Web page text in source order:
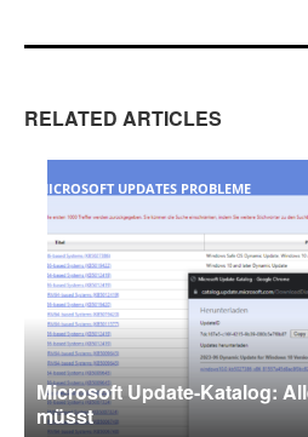
RELATED ARTICLES
MICROSOFT UPDATES PROBLEME
Microsoft Update-Katalog:
müsst